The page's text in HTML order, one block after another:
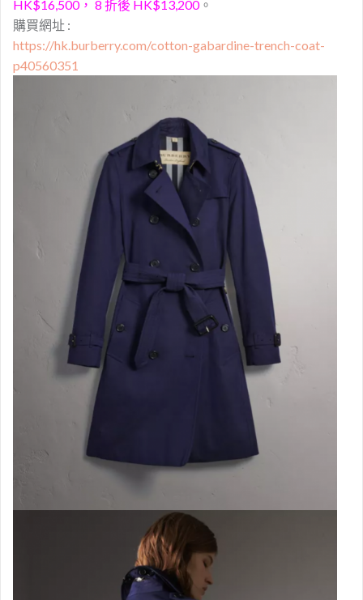
HK$16,500， 8 折後 HK$13,200。
購買網址 :
https://hk.burberry.com/cotton-gabardine-trench-coat-
p40560351